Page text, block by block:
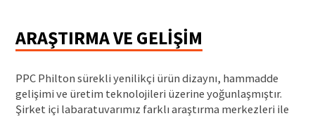
ARAŞTIRMA VE GELIŞIM
PPC Philton sürekli yenilikçi ürün dizaynı, hammadde
gelişimi ve üretim teknolojileri üzerine yoğunlaşmıştır.
Şirket içi labaratuvarımız farklı araştırma merkezleri ile